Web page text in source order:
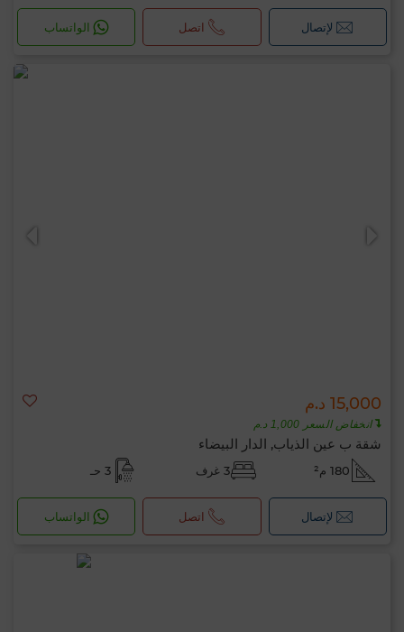
لإتصال اتصل الواتساب
15,000 د.م
انخفاض السعر 1,000 د.م
شقة ب عين الذياب, الدار البيضاء
180 م² 3 غرف 3 حـ
لإتصال اتصل الواتساب